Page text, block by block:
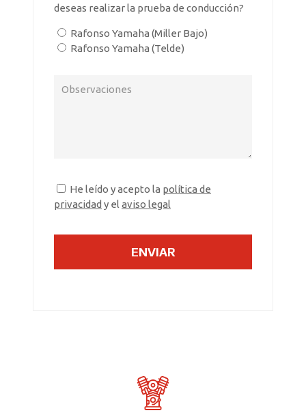
deseas realizar la prueba de conducción?
Rafonso Yamaha (Miller Bajo)
Rafonso Yamaha (Telde)
He leído y acepto la política de
privacidad y el aviso legal